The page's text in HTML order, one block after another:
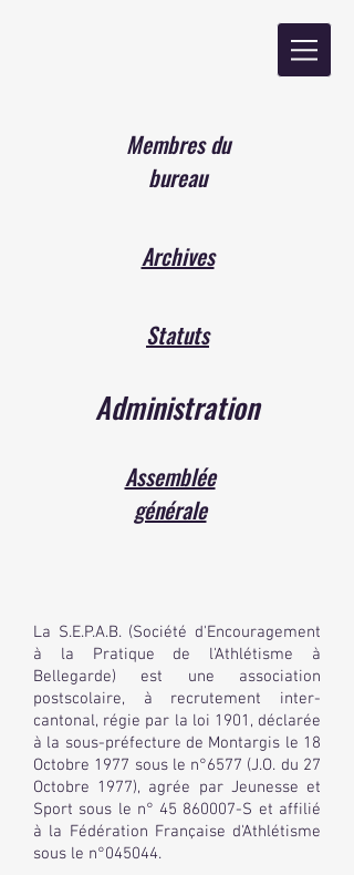
Membres du
bureau
Archives
Statuts
Administration
Assemblée
générale
La S.E.P.A.B. (Société d'Encouragement
à la Pratique de l'Athlétisme à
Bellegarde) est une association
postscolaire, à recrutement inter-
cantonal, régie par la loi 1901, déclarée
à la sous-préfecture de Montargis le 18
Octobre 1977 sous le n°6577 (J.O. du 27
Octobre 1977), agrée par Jeunesse et
Sport sous le n°45 860007-S et affilié
à la Fédération Française d'Athlétisme
sous le n°045044.